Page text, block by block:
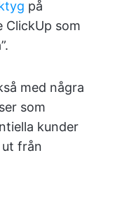
på
ClickUp som
med några
som
kunder
från